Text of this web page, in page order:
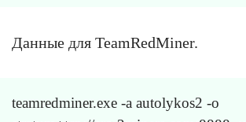
Данные для TeamRedMiner.
teamredminer.exe -a autolykos2 -o